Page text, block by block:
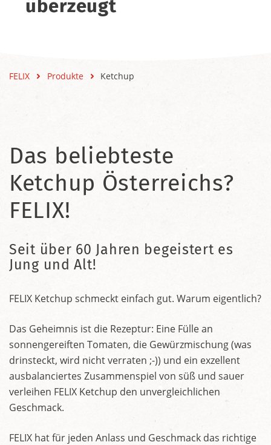
überzeugt
FELIX Produkte Ketchup
Das beliebteste
Ketchup Österreichs?
FELIX!
Seit über 60 Jahren begeistert es
Jung und Alt!
FELIX Ketchup schmeckt einfach gut. Warum eigentlich?
Das Geheimnis ist die Rezeptur: Eine Fülle an
sonnengereiften Tomaten, die Gewürzmischung (was
drinsteckt, wird nicht verraten ;-)) und ein exzellent
ausbalanciertes Zusammenspiel von süß und sauer
verleihen FELIX Ketchup den unvergleichlichen
Geschmack.
FELIX hat für jeden Anlass und Geschmack das richtige